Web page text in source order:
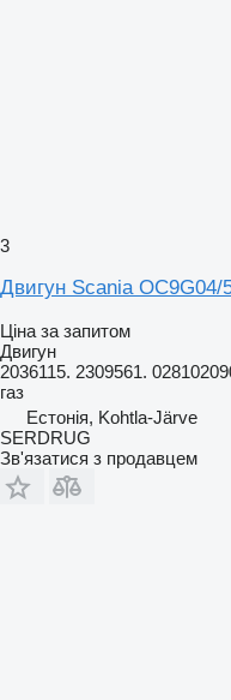
3
Двигун Scania OC9G04/
Ціна за запитом
Двигун
2036115. 2309561.
газ
Естонія, Kohtla-Järve
SERDRUG
Зв'язатися з продавцем